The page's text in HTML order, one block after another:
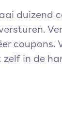
duizend
coupons.
in de